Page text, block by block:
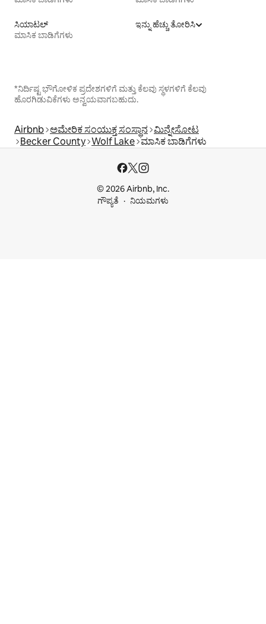
ಸಿಯಾಟಲ್
ಮಾಸಿಕ ಬಾಡಿಗೆಗಳು
ಇನ್ನು ಹೆಚ್ಚು ತೋರಿಸಿ
*ನಿರ್ದಿಷ್ಟ ಭೌಗೋಳಿಕ ಪ್ರದೇಶಗಳಿಗೆ ಮತ್ತು ಕೆಲವು ಸ್ಥಳಗಳಿಗೆ ಕೆಲವು
ಹೊರಗಿಡುವಿಕೆಗಳು ಅನ್ವಯವಾಗಬಹುದು.
Airbnb ಅಮೇರಿಕ ಸಂಯುಕ್ತ ಸಂಸ್ಥಾನ ಮಿನ್ನೇಸೋಟ
Becker County Wolf Lake ಮಾಸಿಕ ಬಾಡಿಗೆಗಳು
© 2026 Airbnb, Inc.
ಗೌಪ್ಯತೆ
ನಿಯಮಗಳು